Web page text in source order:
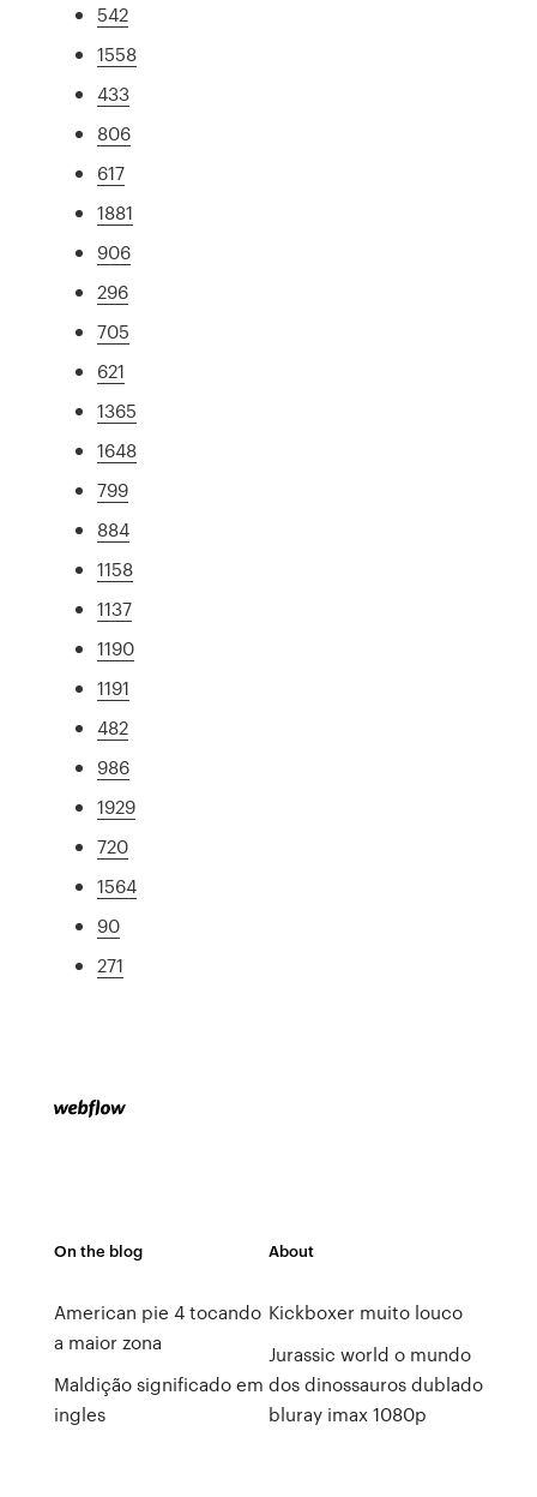
542
1558
433
806
617
1881
906
296
705
621
1365
1648
799
884
1158
1137
1190
1191
482
986
1929
720
1564
90
271
On the blog
American pie 4 tocando
a maior zona
Maldição significado em
ingles
About
Kickboxer muito louco
Jurassic world o mundo
dos dinossauros dublado
bluray imax 1080p